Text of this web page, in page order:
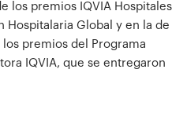
los premios IQVIA Hospitales
Hospitalaria Global y en la de
premios del Programa
IQVIA, que se entregaron